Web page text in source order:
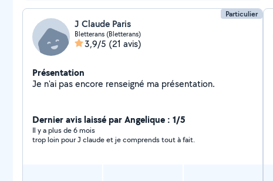
Particulier
J Claude Paris
Bletterans (Bletterans)
3,9/5 (21 avis)
Présentation
Je n'ai pas encore renseigné ma présentation.
Dernier avis laissé par Angelique : 1/5
Il y a plus de 6 mois
trop loin pour J claude et je comprends tout à fait.